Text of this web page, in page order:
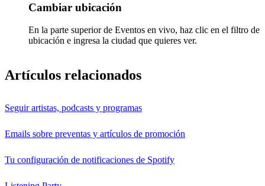
Cambiar ubicación
En la parte superior de Eventos en vivo, haz clic en el filtro de
ubicación e ingresa la ciudad que quieres ver.
Artículos relacionados
Seguir artistas, podcasts y programas
Emails sobre preventas y artículos de promoción
Tu configuración de notificaciones de Spotify